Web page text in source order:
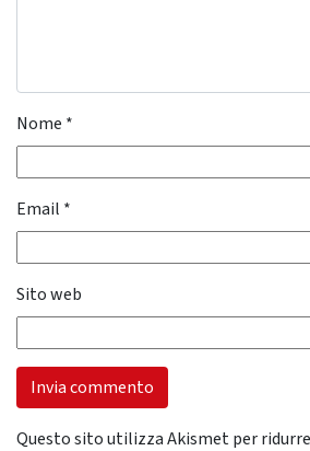
Nome *
Email *
Sito web
Questo sito utilizza Akismet per